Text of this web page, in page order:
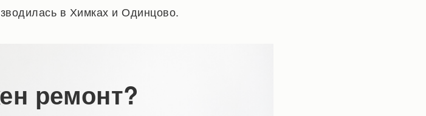
в Химках и Одинцово.
ремонт?